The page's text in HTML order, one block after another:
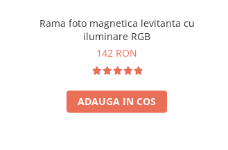
Rama foto magnetica levitanta cu
iluminare RGB
142 RON
ADAUGA IN COS